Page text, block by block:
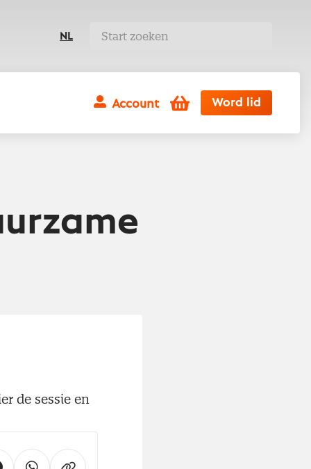
NL
Account Winkelwagen
Word lid
de sessie en